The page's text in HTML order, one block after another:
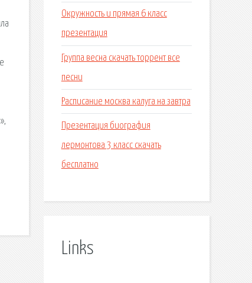
Окружность и прямая 6 класс
презентация
Группа весна скачать торрент все
песни
Расписание москва калуга на завтра
Презентация биография
лермонтова 3 класс скачать
бесплатно
Links